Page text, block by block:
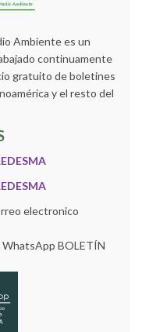
Ambiente es un
continuamente
gratuito de boletines
y el resto del
electronico
BOLETÍN